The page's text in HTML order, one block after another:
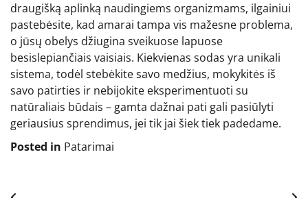
draugišką aplinką naudingiems organizmams, ilgainiui
pastebėsite, kad amarai tampa vis mažesne problema,
o jūsų obelys džiugina sveikuose lapuose
besislepiančiais vaisiais. Kiekvienas sodas yra unikali
sistema, todėl stebėkite savo medžius, mokykitės iš
savo patirties ir nebijokite eksperimentuoti su
natūraliais būdais – gamta dažnai pati gali pasiūlyti
geriausius sprendimus, jei tik jai šiek tiek padedame.
Posted in Patarimai